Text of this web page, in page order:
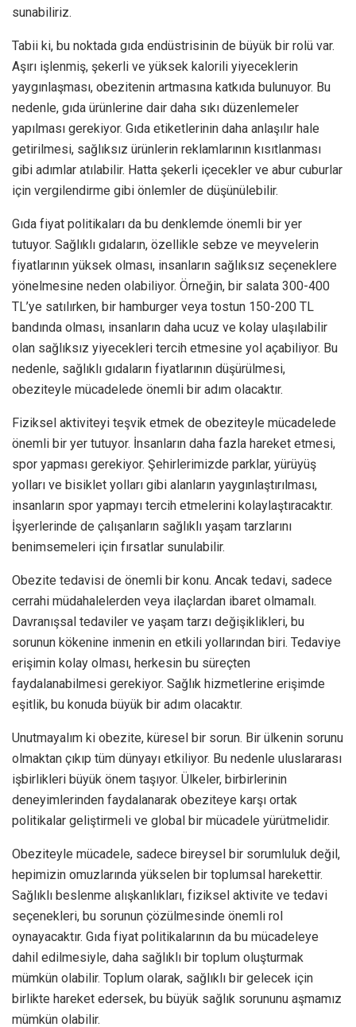
sunabiliriz.
Tabii ki, bu noktada gıda endüstrisinin de büyük bir rolü var.
Aşırı işlenmiş, şekerli ve yüksek kalorili yiyeceklerin
yaygınlaşması, obezitenin artmasına katkıda bulunuyor. Bu
nedenle, gıda ürünlerine dair daha sıkı düzenlemeler
yapılması gerekiyor. Gıda etiketlerinin daha anlaşılır hale
getirilmesi, sağlıksız ürünlerin reklamlarının kısıtlanması
gibi adımlar atılabilir. Hatta şekerli içecekler ve abur cuburlar
için vergilendirme gibi önlemler de düşünülebilir.
Gıda fiyat politikaları da bu denklemde önemli bir yer
tutuyor. Sağlıklı gıdaların, özellikle sebze ve meyvelerin
fiyatlarının yüksek olması, insanların sağlıksız seçeneklere
yönelmesine neden olabiliyor. Örneğin, bir salata 300-400
TL’ye satılırken, bir hamburger veya tostun 150-200 TL
bandında olması, insanların daha ucuz ve kolay ulaşılabilir
olan sağlıksız yiyecekleri tercih etmesine yol açabiliyor. Bu
nedenle, sağlıklı gıdaların fiyatlarının düşürülmesi,
obeziteyle mücadelede önemli bir adım olacaktır.
Fiziksel aktiviteyi teşvik etmek de obeziteyle mücadelede
önemli bir yer tutuyor. İnsanların daha fazla hareket etmesi,
spor yapması gerekiyor. Şehirlerimizde parklar, yürüyüş
yolları ve bisiklet yolları gibi alanların yaygınlaştırılması,
insanların spor yapmayı tercih etmelerini kolaylaştıracaktır.
İşyerlerinde de çalışanların sağlıklı yaşam tarzlarını
benimsemeleri için fırsatlar sunulabilir.
Obezite tedavisi de önemli bir konu. Ancak tedavi, sadece
cerrahi müdahalelerden veya ilaçlardan ibaret olmamalı.
Davranışsal tedaviler ve yaşam tarzı değişiklikleri, bu
sorunun kökenine inmenin en etkili yollarından biri. Tedaviye
erişimin kolay olması, herkesin bu süreçten
faydalanabilmesi gerekiyor. Sağlık hizmetlerine erişimde
eşitlik, bu konuda büyük bir adım olacaktır.
Unutmayalım ki obezite, küresel bir sorun. Bir ülkenin sorunu
olmaktan çıkıp tüm dünyayı etkiliyor. Bu nedenle uluslararası
işbirlikleri büyük önem taşıyor. Ülkeler, birbirlerinin
deneyimlerinden faydalanarak obeziteye karşı ortak
politikalar geliştirmeli ve global bir mücadele yürütmelidir.
Obeziteyle mücadele, sadece bireysel bir sorumluluk değil,
hepimizin omuzlarında yükselen bir toplumsal harekettir.
Sağlıklı beslenme alışkanlıkları, fiziksel aktivite ve tedavi
seçenekleri, bu sorunun çözülmesinde önemli rol
oynayacaktır. Gıda fiyat politikalarının da bu mücadeleye
dahil edilmesiyle, daha sağlıklı bir toplum oluşturmak
mümkün olabilir. Toplum olarak, sağlıklı bir gelecek için
birlikte hareket edersek, bu büyük sağlık sorununu aşmamız
mümkün olabilir.